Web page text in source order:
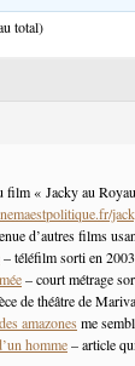
total)
film « Jacky au
d’autres films
– téléfilm sorti en 2003
– court métrage
de théâtre de
amazones me
homme– article